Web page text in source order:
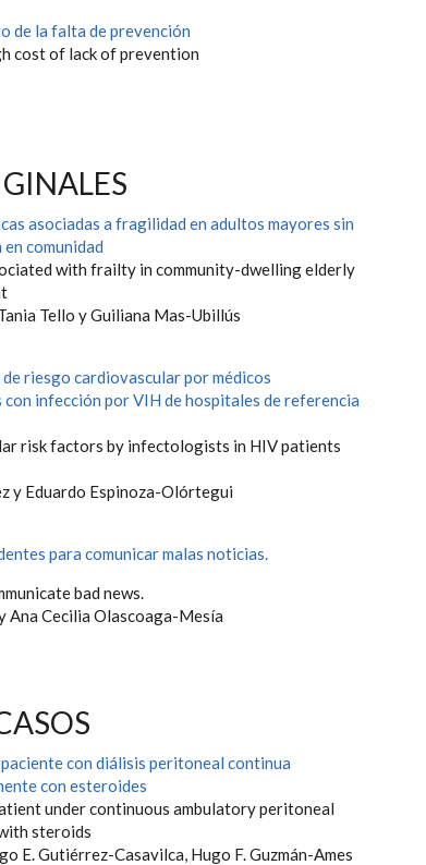
de la falta de prevención
cost of lack of prevention
asociadas a fragilidad en adultos mayores sin
comunidad
with frailty in community-dwelling elderly
Tello y Guiliana Mas-Ubillús
riesgo cardiovascular por médicos
infección por VIH de hospitales de referencia
risk factors by infectologists in HIV patients
y Eduardo Espinoza-Olórtegui
para comunicar malas noticias.
bad news.
Ana Cecilia Olascoaga-Mesía
con diálisis peritoneal continua
con esteroides
under continuous ambulatory peritoneal
steroids
E. Gutiérrez-Casavilca, Hugo F. Guzmán-Ames